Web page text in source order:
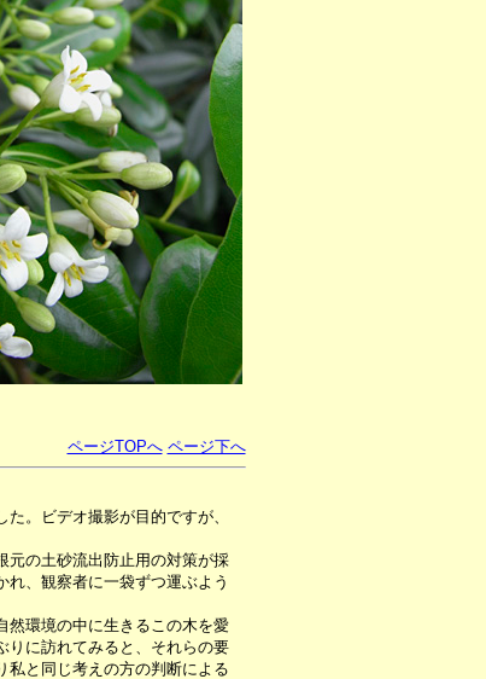
ページTOPへ ページ下へ
。ビデオ撮影が目的ですが、
の土砂流出防止用の対策が採
れ、観察者に一袋ずつ運ぶよう
環境の中に生きるこの木を愛
りに訪れてみると、それらの要
私と同じ考えの方の判断による